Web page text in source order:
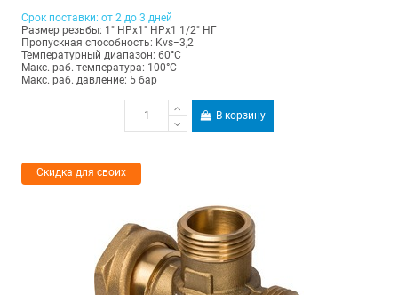
Срок поставки: от 2 до 3 дней
Размер резьбы: 1" НРх1" НРх1 1/2" НГ
Пропускная способность: Kvs=3,2
Температурный диапазон: 60°С
Макс. раб. температура: 100°C
Макс. раб. давление: 5 бар
В корзину
Скидка для своих